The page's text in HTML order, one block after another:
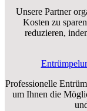
Unsere Partner
Kosten zu
reduzieren,
Professionelle
um Ihnen die